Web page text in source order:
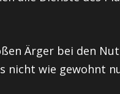
Ärger bei den
nicht wie gewohnt